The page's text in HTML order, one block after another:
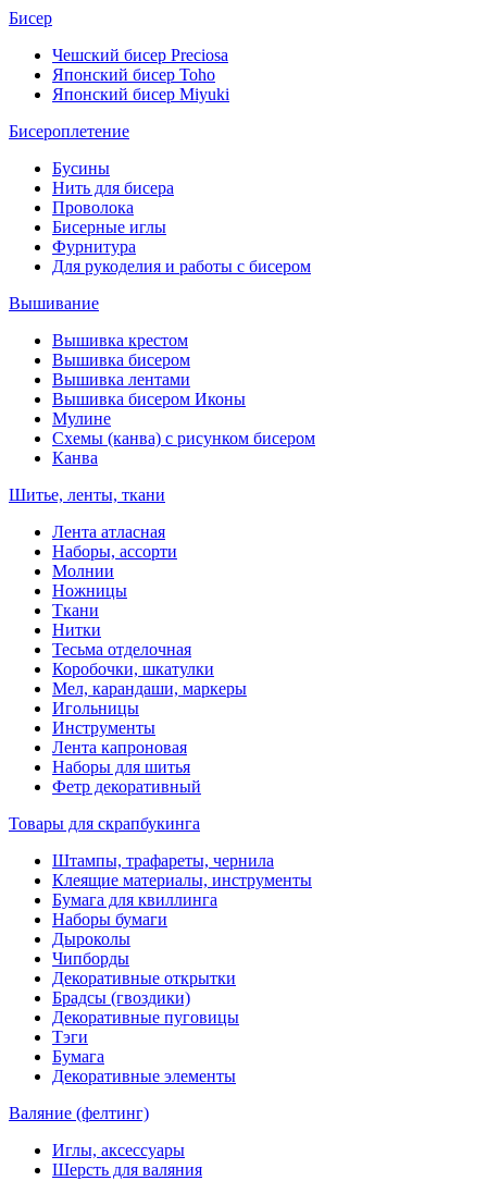
Бисер
Чешский бисер Preciosa
Японский бисер Toho
Японский бисер Miyuki
Бисероплетение
Бусины
Нить для бисера
Проволока
Бисерные иглы
Фурнитура
Для рукоделия и работы с бисером
Вышивание
Вышивка крестом
Вышивка бисером
Вышивка лентами
Вышивка бисером Иконы
Мулине
Схемы (канва) с рисунком бисером
Канва
Шитье, ленты, ткани
Лента атласная
Наборы, ассорти
Молнии
Ножницы
Ткани
Нитки
Тесьма отделочная
Коробочки, шкатулки
Мел, карандаши, маркеры
Игольницы
Инструменты
Лента капроновая
Наборы для шитья
Фетр декоративный
Товары для скрапбукинга
Штампы, трафареты, чернила
Клеящие материалы, инструменты
Бумага для квиллинга
Наборы бумаги
Дыроколы
Чипборды
Декоративные открытки
Брадсы (гвоздики)
Декоративные пуговицы
Тэги
Бумага
Декоративные элементы
Валяние (фелтинг)
Иглы, аксессуары
Шерсть для валяния